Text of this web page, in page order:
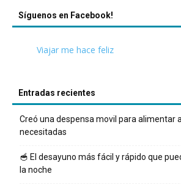
Síguenos en Facebook!
Viajar me hace feliz
Entradas recientes
Creó una despensa movil para alimentar
necesitadas
🥣 El desayuno más fácil y rápido que
la noche